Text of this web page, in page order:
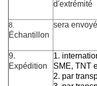
d'extrémité
8.
Échantillon
sera
9.
Expédition
1.
SME, TNT
2. par